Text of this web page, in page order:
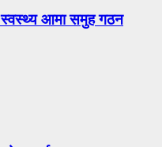
स्वस्थ्य आमा समुह गठन